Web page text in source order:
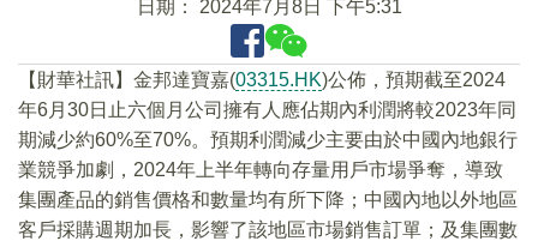
日期： 2024年7月8日 下午5:31
【財華社訊】金邦達寶嘉(03315.HK)公佈，預期截至2024
年6月30日止六個月公司擁有人應佔期內利潤將較2023年同
期減少約60%至70%。預期利潤減少主要由於中國內地銀行
業競爭加劇，2024年上半年轉向存量用戶市場爭奪，導致
集團產品的銷售價格和數量均有所下降；中國內地以外地區
客戶採購週期加長，影響了該地區市場銷售訂單；及集團數